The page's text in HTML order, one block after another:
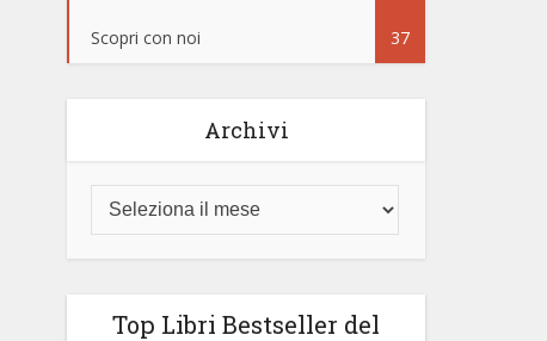
Scopri con noi 37
Archivi
Top Libri Bestseller del